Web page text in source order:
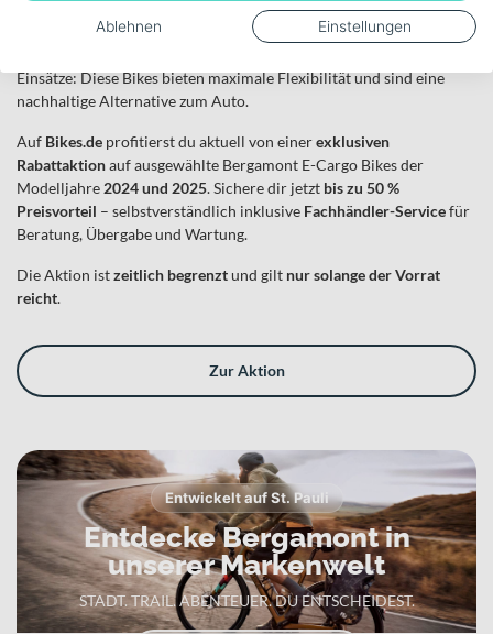
Bergamont E-Cargo Bikes stehen für hohe Qualität, zuverlässige E-
Antriebe und durchdachte Lösungen für Alltag, Familie und
Einsätze: Diese Bikes bieten maximale Flexibilität und sind eine
nachhaltige Alternative zum Auto.
Auf Bikes.de profitierst du aktuell von einerexklusiven
Rabattaktionauf ausgewählte Bergamont E-Cargo Bikes der
Modelljahre 2024 und 2025. Sichere dir jetzt bis zu 50 %
Preisvorteil – selbstverständlich inklusive Fachhändler-Servicefür
Beratung, Übergabe und Wartung.
Die Aktion istzeitlich begrenztund gilt nur solange der Vorrat
reicht.
Zur Aktion
Entwickelt auf St. Pauli
Entdecke Bergamont in
unserer Markenwelt
STADT. TRAIL. ABENTEUER. DU ENTSCHEIDEST.
Ablehnen Einstellungen